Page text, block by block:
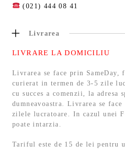
(021) 444 08 41
Livrarea
LIVRARE LA DOMICILIU
Livrarea se face prin SameDay,
curierat in termen de 3-5 zile
cu succes a comenzii, la adresa
dumneavoastra. Livrarea se
zilele lucratoare. In cazul unei
poate intarzia.
Tariful este de 15 de lei pentru